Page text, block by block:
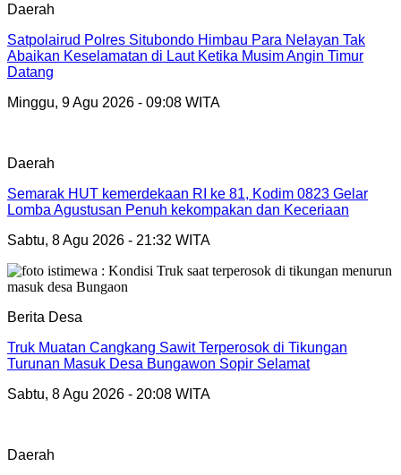
Daerah
Satpolairud Polres Situbondo Himbau Para Nelayan Tak
Abaikan Keselamatan di Laut Ketika Musim Angin Timur
Datang
Minggu, 9 Agu 2026 - 09:08 WITA
Daerah
Semarak HUT kemerdekaan RI ke 81, Kodim 0823 Gelar
Lomba Agustusan Penuh kekompakan dan Keceriaan
Sabtu, 8 Agu 2026 - 21:32 WITA
Berita Desa
Truk Muatan Cangkang Sawit Terperosok di Tikungan
Turunan Masuk Desa Bungawon Sopir Selamat
Sabtu, 8 Agu 2026 - 20:08 WITA
Daerah